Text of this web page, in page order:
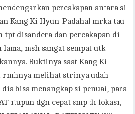
percakapan antara si
Kang Ki Hyun. Padahal mrka tau
tpt disandera dan percakapan di
lama, msh sangat sempat utk
Buktinya saat Kang Ki
rmhnya melihat strinya udah
bisa menangkap si penuai, para
itupun dgn cepat smp di lokasi,